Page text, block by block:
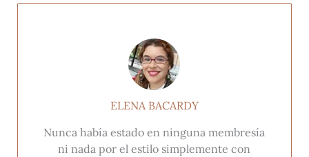
ELENA BACARDY
Nunca había estado en ninguna membresía
ni nada por el estilo simplemente con